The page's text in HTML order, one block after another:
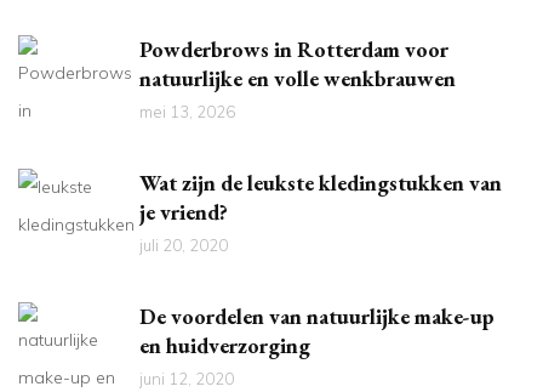
Powderbrows in Rotterdam voor
natuurlijke en volle wenkbrauwen
mei 13, 2026
Wat zijn de leukste kledingstukken van
je vriend?
juli 20, 2020
De voordelen van natuurlijke make-up
en huidverzorging
juni 12, 2020